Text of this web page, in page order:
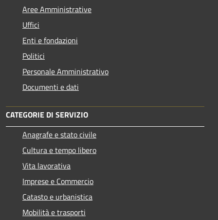
Aree Amministrative
Uffici
Enti e fondazioni
Politici
Personale Amministrativo
Documenti e dati
CATEGORIE DI SERVIZIO
Anagrafe e stato civile
Cultura e tempo libero
Vita lavorativa
Imprese e Commercio
Catasto e urbanistica
Mobilità e trasporti